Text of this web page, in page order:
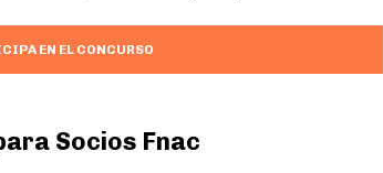
EN EL CONCURSO
Socios Fnac